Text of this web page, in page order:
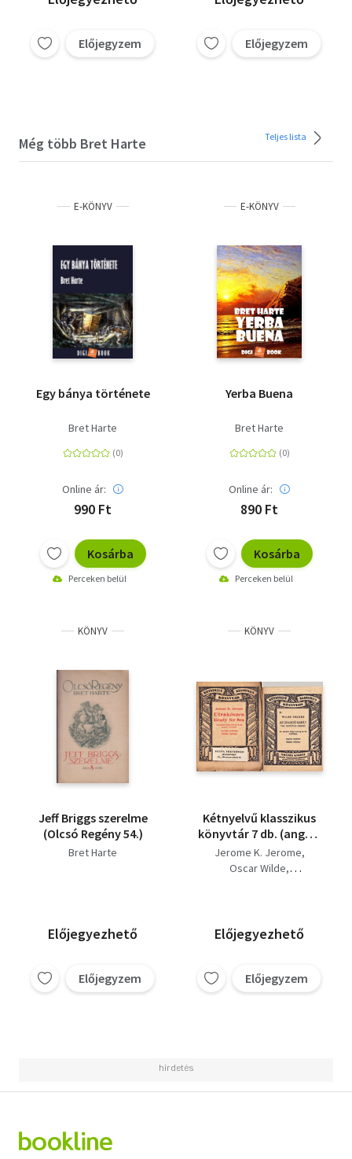
Előjegyzem Előjegyzem
Még több Bret Harte Teljes lista
E-KÖNYV
Egy bánya története
Bret Harte
Online ár:
990 Ft
Kosárba
Perceken belül
E-KÖNYV
Yerba Buena
Bret Harte
Online ár:
890 Ft
Kosárba
Perceken belül
KÖNYV
Jeff Briggs szerelme
(Olcsó Regény 54.)
Bret Harte
Előjegyezhető
Előjegyzem
KÖNYV
Kétnyelvű klasszikus
könyvtár 7 db. (angol-
magyar tükörfordítás)
Jerome K. Jerome
Oscar Wilde
Bret Harte
Előjegyezhető
Előjegyzem